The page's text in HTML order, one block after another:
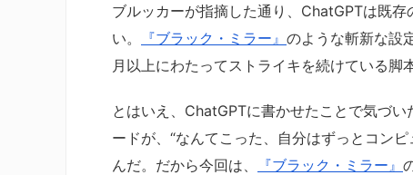
ブルッカーが指摘した通り、ChatGPTは既
い。
『ブラック・ミラー』 のような斬新な設
月以上にわたってストライキを続けている脚
とはいえ、ChatGPTに書かせたことで気づ
ードが、“なんてこった、自分はずっとコン
んだ。だから今回は、
『ブラック・ミラー』